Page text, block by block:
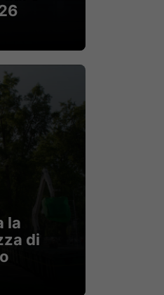
la
di